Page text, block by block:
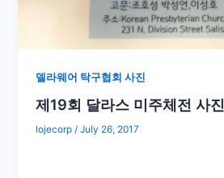
델라웨어 탁구협회 사진
제19회 달라스 미주체전 사진
lojecorp/July 26, 2017